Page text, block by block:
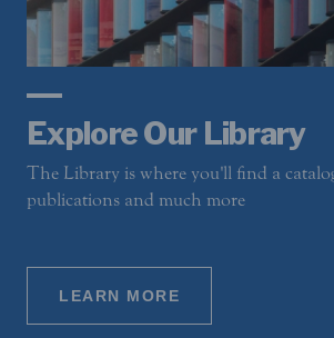
Explore Our Library
The Library is where you'll find a
publications and much more
LEARN MORE